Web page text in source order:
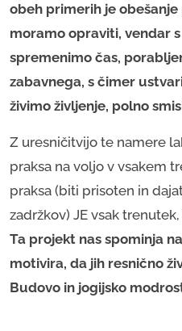
obeh primerih je
moramo opraviti, vendar
spremenimo čas,
zabavnega, s čimer
živimo življenje, polno
Z uresničitvijo te namere
praksa na voljo v vsakem
praksa (biti prisoten in
zadržkov) JE vsak
Ta projekt nas spominja
motivira, da jih resnično
Budovo in jogijsko